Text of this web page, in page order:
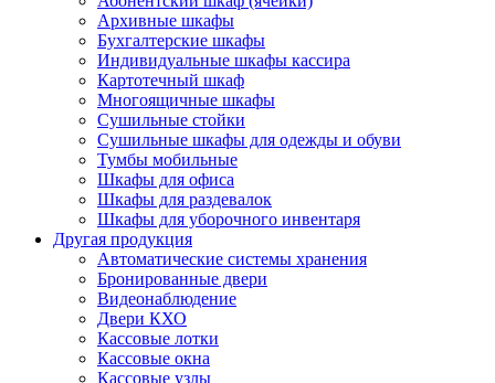
Архивные шкафы
Бухгалтерские шкафы
Индивидуальные шкафы кассира
Картотечный шкаф
Многоящичные шкафы
Сушильные стойки
Сушильные шкафы для одежды и обуви
Тумбы мобильные
Шкафы для офиса
Шкафы для раздевалок
Шкафы для уборочного инвентаря
Другая продукция
Автоматические системы хранения
Бронированные двери
Видеонаблюдение
Двери КХО
Кассовые лотки
Кассовые окна
Кассовые узлы